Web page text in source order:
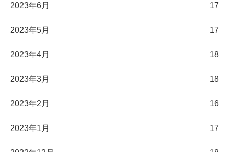
2023年6月 17
2023年5月 17
2023年4月 18
2023年3月 18
2023年2月 16
2023年1月 17